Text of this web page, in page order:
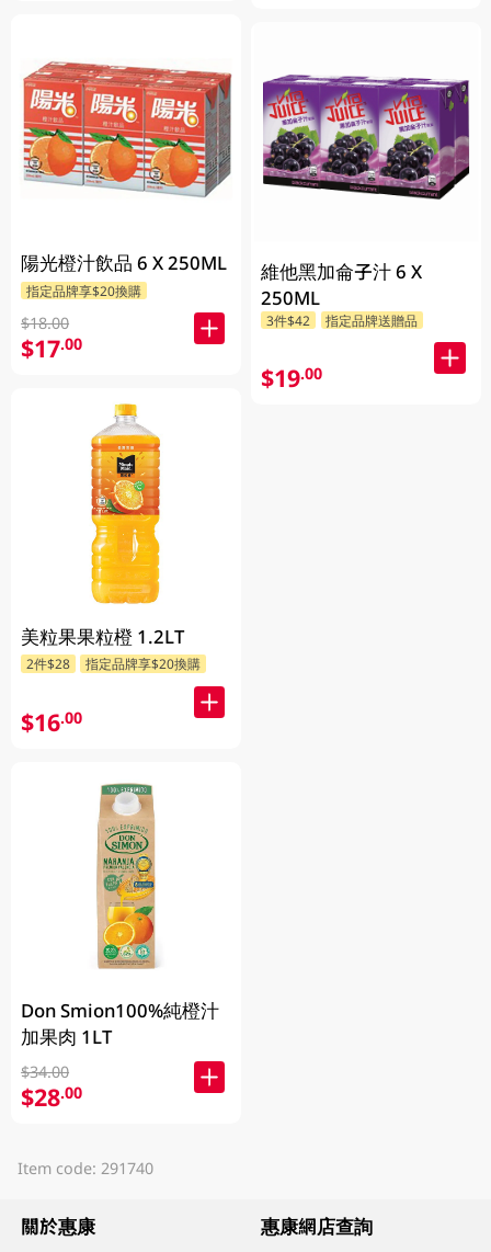
陽光橙汁飲品 6 X 250ML
指定品牌享$20換購
$18.00
$17.00
美粒果果粒橙 1.2LT
2件$28 指定品牌享$20換購
$16.00
Don Smion100%純橙汁
加果肉 1LT
$34.00
$28.00
維他黑加侖子汁 6 X
250ML
3件$42 指定品牌送贈品
$19.00
Item code: 291740
關於惠康 惠康網店查詢